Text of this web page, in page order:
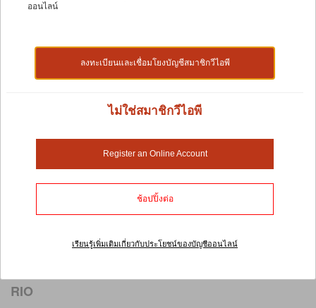
RIO
ออนไลน์
ลงทะเบียนและเชื่อมโยงบัญชีสมาชิกวีไอพี
ไม่ใช่สมาชิกวีไอพี
Register an Online Account
ช้อปปิ้งต่อ
เรียนรู้เพิ่มเติมเกี่ยวกับประโยชน์ของบัญชีออนไลน์